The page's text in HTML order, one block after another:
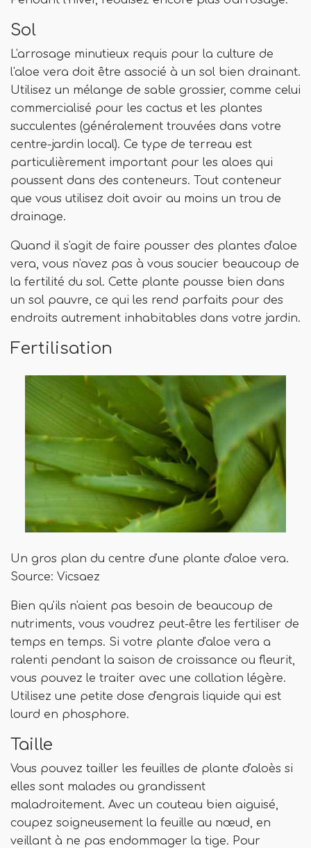
Sol
L'arrosage minutieux requis pour la culture de
l'aloe vera doit être associé à un sol bien drainant.
Utilisez un mélange de sable grossier, comme celui
commercialisé pour les cactus et les plantes
succulentes (généralement trouvées dans votre
centre-jardin local). Ce type de terreau est
particulièrement important pour les aloes qui
poussent dans des conteneurs. Tout conteneur
que vous utilisez doit avoir au moins un trou de
drainage.
Quand il s'agit de faire pousser des plantes d'aloe
vera, vous n'avez pas à vous soucier beaucoup de
la fertilité du sol. Cette plante pousse bien dans
un sol pauvre, ce qui les rend parfaits pour des
endroits autrement inhabitables dans votre jardin.
Fertilisation
Un gros plan du centre d'une plante d'aloe vera.
Source: Vicsaez
Bien qu'ils n'aient pas besoin de beaucoup de
nutriments, vous voudrez peut-être les fertiliser de
temps en temps. Si votre plante d'aloe vera a
ralenti pendant la saison de croissance ou fleurit,
vous pouvez le traiter avec une collation légère.
Utilisez une petite dose d'engrais liquide qui est
lourd en phosphore.
Taille
Vous pouvez tailler les feuilles de plante d'aloès si
elles sont malades ou grandissent
maladroitement. Avec un couteau bien aiguisé,
coupez soigneusement la feuille au nœud, en
veillant à ne pas endommager la tige. Pour